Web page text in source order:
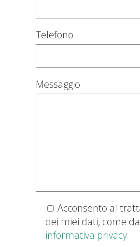
Telefono
Messaggio
Acconsento al
dei miei dati, come da
informativa privacy